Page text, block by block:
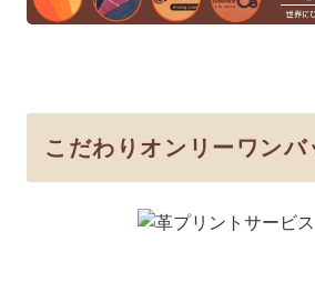
こだわりオンリーワンバ